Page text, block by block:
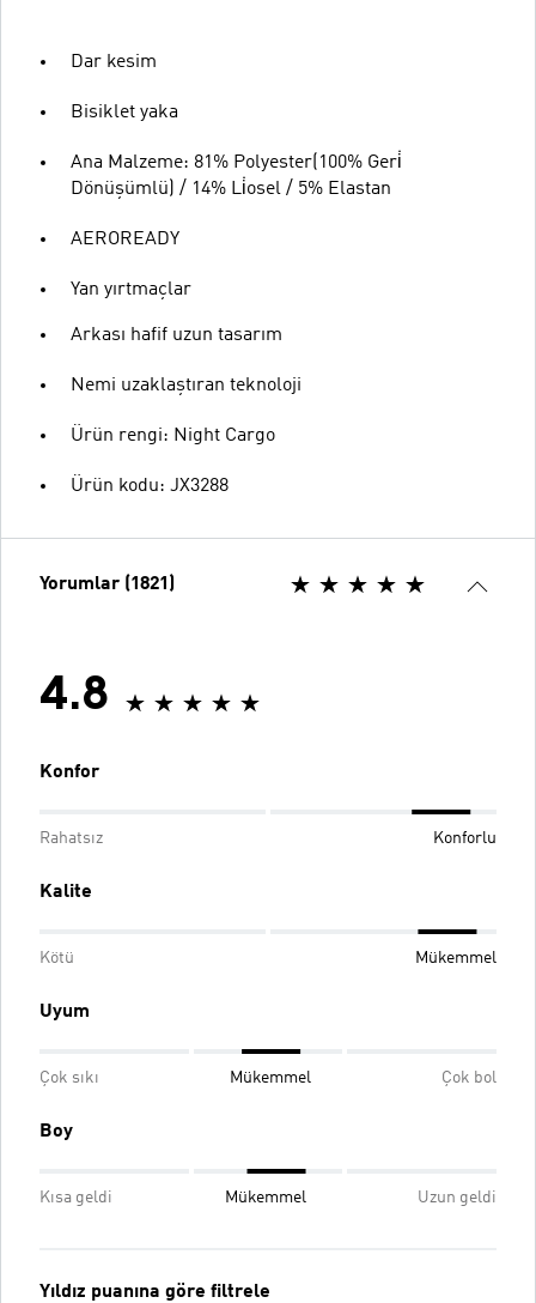
Dar kesim
Bisiklet yaka
Ana Malzeme: 81% Polyester(100% Geri̇
Dönüşümlü) / 14% Li̇osel / 5% Elastan
AEROREADY
Yan yırtmaçlar
Arkası hafif uzun tasarım
Nemi uzaklaştıran teknoloji
Ürün rengi: Night Cargo
Ürün kodu: JX3288
Yorumlar (1821)
4.8
Konfor
Rahatsız Konforlu
Kalite
Kötü Mükemmel
Uyum
Çok sıkı Mükemmel Çok bol
Boy
Kısa geldi Mükemmel Uzun geldi
Yıldız puanına göre filtrele